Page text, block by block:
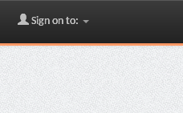
Sign on to: